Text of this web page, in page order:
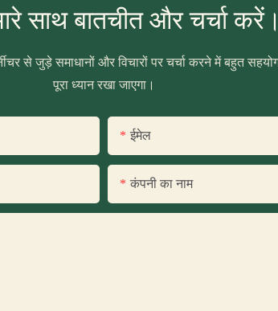
साथ बातचीत और चर्चा करें।
से जुड़े समाधानों और विचारों पर चर्चा करने में बहुत
पूरा ध्यान रखा जाएगा।
ईमेल
कंपनी का नाम